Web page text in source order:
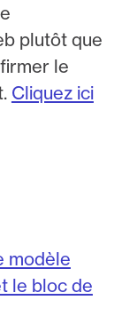
plutôt que
le
Cliquez ici
modèle
le bloc de